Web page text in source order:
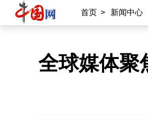
首页 > 新闻中心
全球媒体聚